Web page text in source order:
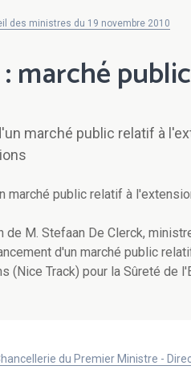
des ministres du 19 novembre 2010
marché public
marché public relatif à
marché public relatif à
de M. Stefaan De Clerck,
d'un marché public
(Nice Track) pour la Sûreté de
du Premier Ministre -